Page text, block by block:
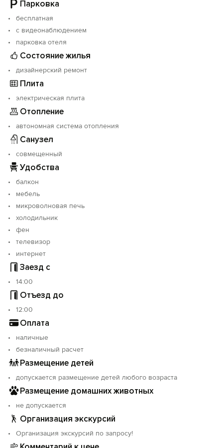
планируют активный отдых, это не помешает,
работают по регламенту с 8:00-19:00. Ночью все тихо
и спокойно.
Парковка
бесплатная
с видеонаблюдением
парковка отеля
Состояние жилья
дизайнерский ремонт
Плита
электрическая плита
Отопление
автономная система отопления
Санузел
совмещенный
Удобства
балкон
мебель
микроволновая печь
холодильник
фен
телевизор
интернет
Заезд с
14:00
Отъезд до
12:00
Оплата
наличные
безналичный расчет
Размещение детей
допускается размещение детей любого возраста
Размещение домашних животных
не допускается
Организация экскурсий
Организация экскурсий по запросу!